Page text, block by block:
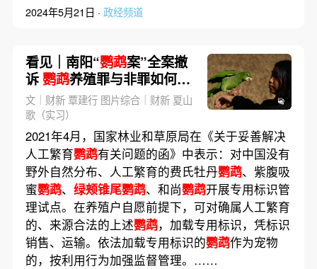
2024年5月21日 · 政经频道
看见｜南阳“鹦鹉案”全案撤
诉鹦鹉养殖罪与非罪如何界
定？
文｜财新 覃建行 图片综合｜财新 夏山
歌（实习）
2021年4月，国家林业和草原局在《关于妥善解决
人工繁育鹦鹉有关问题的函》中表示：对中国没有
野外自然分布、人工繁育的费氏牡丹鹦鹉、紫腹吸
蜜鹦鹉、 绿颊锥尾鹦鹉、和尚鹦鹉开展专用标识管
理试点。在养殖户自愿前提下，可对确属人工繁育
的、来源合法的上述鹦鹉，加载专用标识，凭标识
销售、运输。依法加载专用标识的鹦鹉作为宠物
的，按利用行为加强监督管理。……